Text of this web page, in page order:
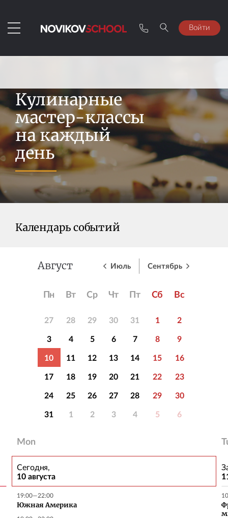
Войти
Кулинарные
мастер-классы
на каждый
день
Календарь событий
Август Июль Сентябрь
Пн Вт Ср Чт Пт Сб Вс
27 28 29 30 31 1
2
3
4 5 6 7 8
9
10
11 12 13 14 15
16
17
18 19 20 21 22
23
24
25 26 27 28 29
30
31
1 2 3 4 5 6
Mon
Сегодня,
10 августа
19:00—22:00
Южная Америка